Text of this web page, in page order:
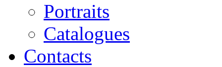
Portraits
Catalogues
Contacts